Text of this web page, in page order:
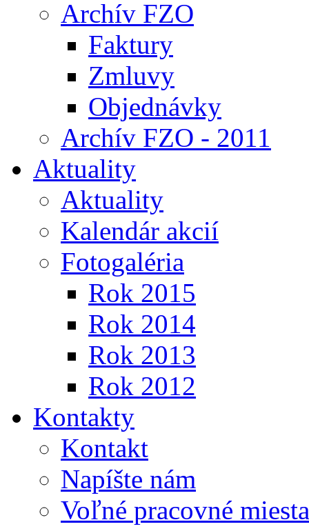
Archív FZO
Faktury
Zmluvy
Objednávky
Archív FZO - 2011
Aktuality
Aktuality
Kalendár akcií
Fotogaléria
Rok 2015
Rok 2014
Rok 2013
Rok 2012
Kontakty
Kontakt
Napíšte nám
Voľné pracovné miesta